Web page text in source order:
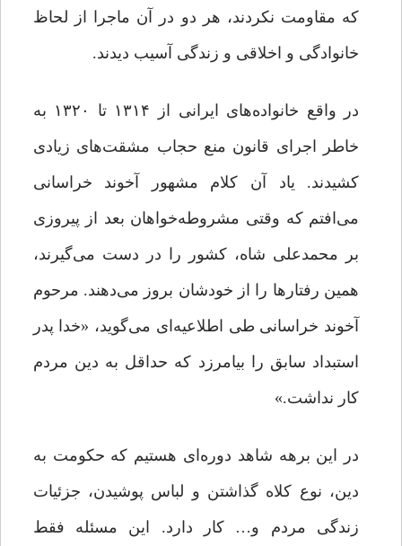
که مقاومت نکردند، هر دو در آن ماجرا از لحاظ
خانوادگی و اخلاقی و زندگی آسیب دیدند.
در واقع خانواده‌های ایرانی از ۱۳۱۴ تا ۱۳۲۰ به
خاطر اجرای قانون منع حجاب مشقت‌های زیادی
کشیدند. یاد آن کلام مشهور آخوند خراسانی
می‌افتم که وقتی مشروطه‌خواهان بعد از پیروزی
بر محمدعلی شاه، کشور را در دست می‌گیرند،
همین رفتارها را از خودشان بروز می‌دهند. مرحوم
آخوند خراسانی طی اطلاعیه‌ای می‌گوید، «خدا پدر
استبداد سابق را بیامرزد که حداقل به دین مردم
کار نداشت.»
در این برهه شاهد دوره‌ای هستیم که حکومت به
دین، نوع کلاه گذاشتن و لباس پوشیدن، جزئیات
زندگی مردم و… کار دارد. این مسئله فقط